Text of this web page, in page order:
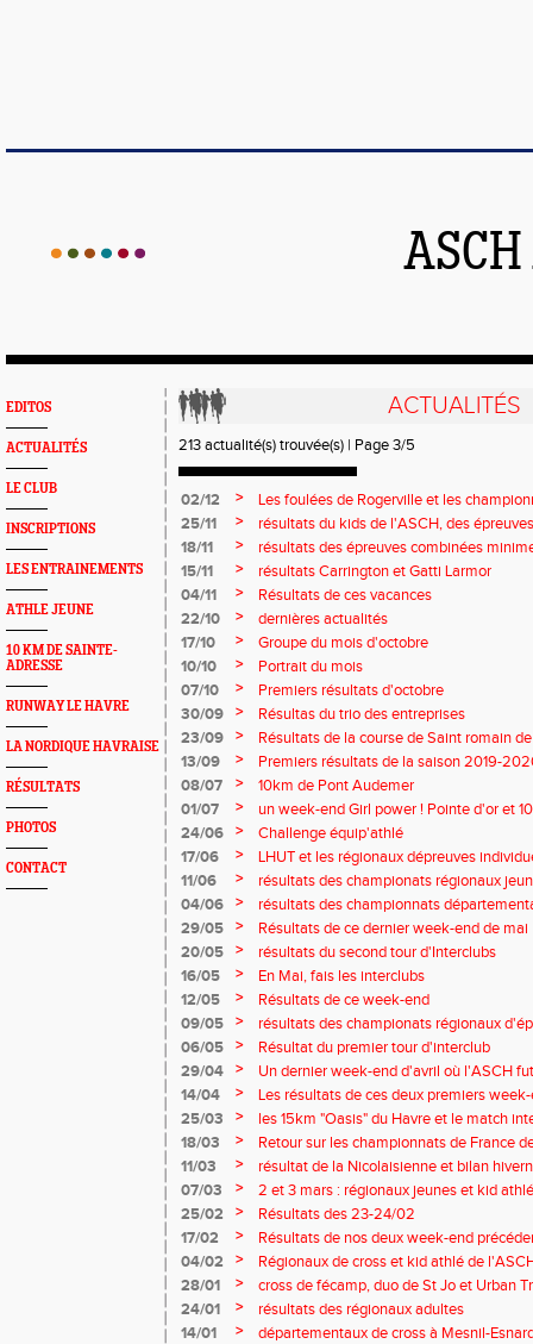
EDITOS
ACTUALITÉS
LE CLUB
INSCRIPTIONS
LES ENTRAINEMENTS
ATHLE JEUNE
10 KM DE SAINTE-
ADRESSE
RUNWAY LE HAVRE
LA NORDIQUE HAVRAISE
RÉSULTATS
PHOTOS
CONTACT
ACTUALITÉS
213 actualité(s) trouvée(s) | Page 3/5
02/12 >
Les foulées de Rogerville et les
lancers longs
25/11 >
résultats du kids de l'ASCH, des
championnats départemantaux
18/11 >
résultats des épreuves combinées
15/11
>
résultats Carrington et Gatti Larmor
04/11
>
Résultats de ces vacances
22/10
>
dernières actualités
17/10
>
Groupe du mois d'octobre
10/10
>
Portrait du mois
07/10
>
Premiers résultats d'octobre
30/09
>
Résultas du trio des entreprises
23/09
>
Résultats de la course de Saint romain
marche
13/09 >
Premiers résultats de la saison 2019-
08/07
>
10km de Pont Audemer
01/07
>
un week-end Girl power ! Pointe d'or et
24/06
>
Challenge équip'athlé
17/06
>
LHUT et les régionaux dépreuves
11/06
>
résultats des championats régionaux
04/06
>
résultats des championnats
29/05
>
Résultats de ce dernier week-end de mai
20/05
>
résultats du second tour d'Interclubs
16/05
>
En Mai, fais les interclubs
12/05
>
Résultats de ce week-end
09/05
>
résultats des championats régionaux
06/05
>
Résultat du premier tour d'interclub
29/04
>
Un dernier week-end d'avril où l'ASCH
14/04
>
Les résultats de ces deux premiers
25/03
>
les 15km "Oasis" du Havre et le match
18/03
>
Retour sur les championnats de France
des boucles de la Seine
11/03 >
résultat de la Nicolaisienne et bilan
07/03
>
2 et 3 mars : régionaux jeunes et kid
25/02
>
Résultats des 23-24/02
17/02
>
Résultats de nos deux week-end
04/02
>
Régionaux de cross et kid athlé de
28/01
>
cross de fécamp, duo de St Jo et Urban
24/01
>
résultats des régionaux adultes
14/01
>
départementaux de cross à Mesnil-